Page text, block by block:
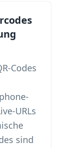
Codes
URLs
sind